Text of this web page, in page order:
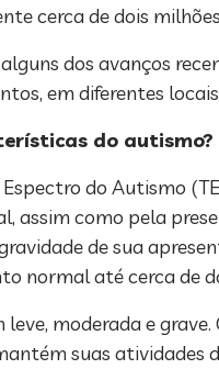
cerca de dois
dos avanços
em diferentes
do autismo?
do Autismo
assim como pela
de sua
normal até cerca de
moderada e
suas